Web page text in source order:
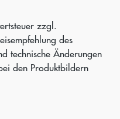
zzgl.
des
technische Änderungen
den Produktbildern